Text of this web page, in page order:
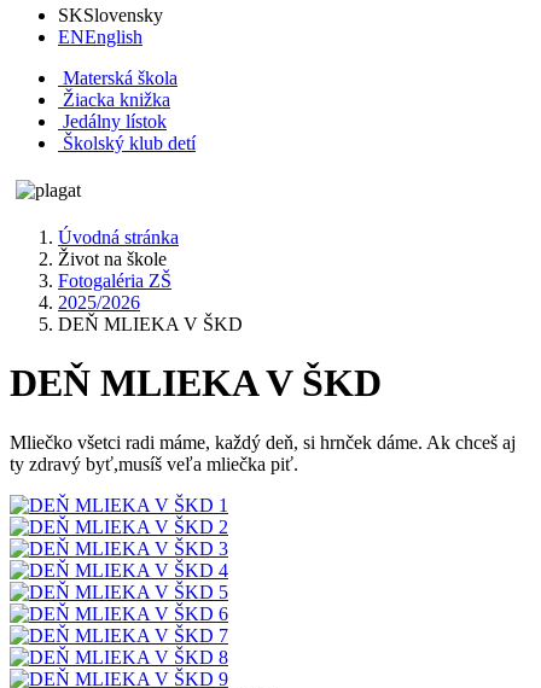
SKSlovensky
ENEnglish
Materská škola
Žiacka knižka
Jedálny lístok
Školský klub detí
Úvodná stránka
Život na škole
Fotogaléria ZŠ
2025/2026
DEŇ MLIEKA V ŠKD
DEŇ MLIEKA V ŠKD
Mliečko všetci radi máme, každý deň, si hrnček dáme. Ak chceš aj
ty zdravý byť,musíš veľa mliečka piť.